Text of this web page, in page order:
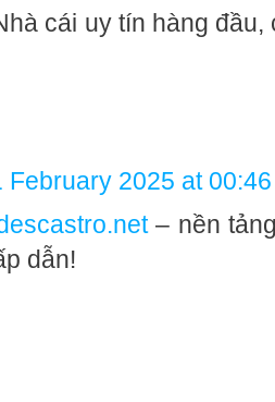
cái uy tín hàng đầu,
February 2025 at 00:46
– nền
dẫn!